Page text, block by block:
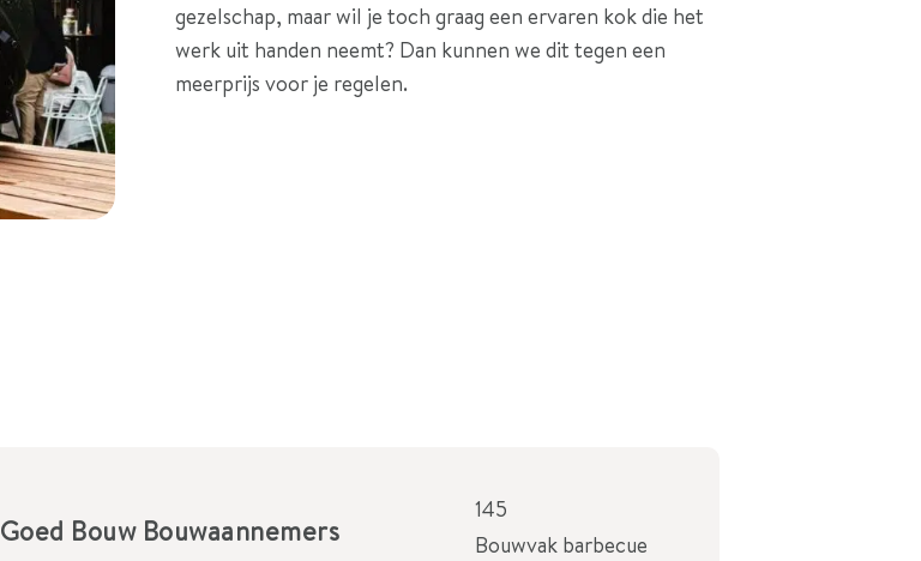
gezelschap, maar wil je toch graag een ervaren kok die het
werk uit handen neemt? Dan kunnen we dit tegen een
meerprijs voor je regelen.
Goed Bouw Bouwaannemers
145
Bouwvak barbecue